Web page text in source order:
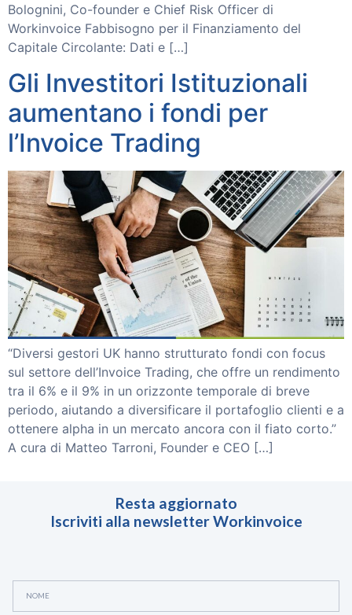
Bolognini, Co-founder e Chief Risk Officer di
Workinvoice Fabbisogno per il Finanziamento del
Capitale Circolante: Dati e […]
Gli Investitori Istituzionali
aumentano i fondi per
l’Invoice Trading
“Diversi gestori UK hanno strutturato fondi con focus
sul settore dell’Invoice Trading, che offre un rendimento
tra il 6% e il 9% in un orizzonte temporale di breve
periodo, aiutando a diversificare il portafoglio clienti e a
ottenere alpha in un mercato ancora con il fiato corto.”
A cura di Matteo Tarroni, Founder e CEO […]
Resta aggiornato
Iscriviti alla newsletter Workinvoice